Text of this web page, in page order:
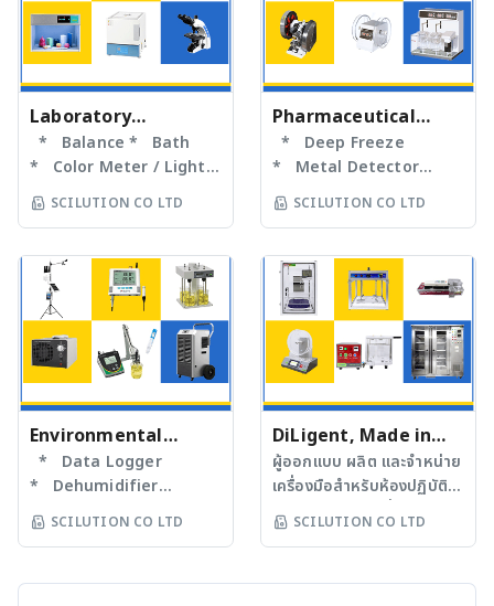
Laboratory
Instruments
* Balance * Bath
* Color Meter / Light
Box * Data Logger
* DC Stirrer / Over
* Incubator
* Magnetic / Hotplate
Stirrer * Microscope
* Oven * Temp-
Humid Display
SCILUTION CO LTD
Pharmaceutical
Equipment
* Deep Freeze
* Metal Detector
* Single Punch Tablet
Press * Tablet Test -
Dissolution -
Disintegration
SCILUTION CO LTD
Environmental
Equipment
* Data Logger
* Dehumidifier
* Ozone Generator
* Temperature &
Quality Tester - pH
SCILUTION CO LTD
DiLigent, Made in
Thailand
ผู้ออกแบบ ผลิต และจำหน่าย
เครื่องมือสำหรับห้องปฏิบัติ
การ ห้องทดลอง สื่อการเรียน
การสอน โรงงานผลิต และ
ต้องการของผู้ใช้งาน
SCILUTION CO LTD